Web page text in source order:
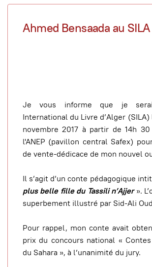
Ahmed Bensaada au SILA
Je vous informe que je
International du Livre d’Alger
novembre 2017 à partir de 14h
l'ANEP (pavillon central Safex)
de vente-dédicace de mon nouvel
Il s’agit d’un conte pédagogique
plus belle fille du Tassili n’Ajjer».
superbement illustré par Sid-Ali
Pour rappel, mon conte avait
prix du concours national «
du Sahara », à l’unanimité du jury.